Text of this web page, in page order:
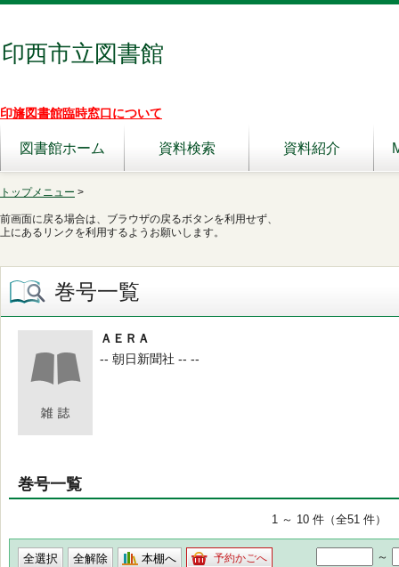
印西市立図書館
印旛図書館臨時窓口について
図書館ホーム 資料検索 資料紹介
トップメニュー >
前画面に戻る場合は、ブラウザの戻るボタンを利用せず、
上にあるリンクを利用するようお願いします。
巻号一覧
ＡＥＲＡ
-- 朝日新聞社 -- --
巻号一覧
1 ～ 10 件（全51 件）
本棚へ 予約かごへ ～